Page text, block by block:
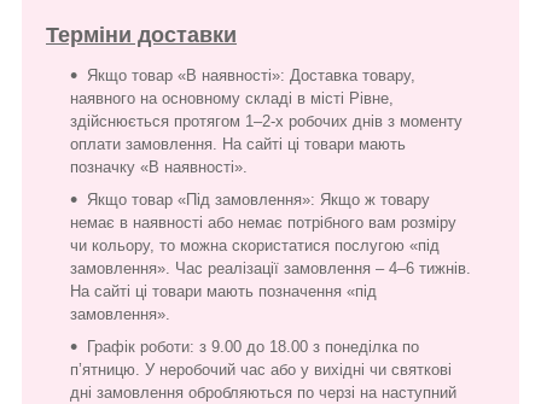
Терміни доставки
Якщо товар «В наявності»: Доставка товару,
наявного на основному складі в місті Рівне,
здійснюється протягом 1–2-х робочих днів з моменту
оплати замовлення. На сайті ці товари мають
позначку «В наявності».
Якщо товар «Під замовлення»: Якщо ж товару
немає в наявності або немає потрібного вам розміру
чи кольору, то можна скористатися послугою «під
замовлення». Час реалізації замовлення – 4–6 тижнів.
На сайті ці товари мають позначення «під
замовлення».
Графік роботи: з 9.00 до 18.00 з понеділка по
п’ятницю. У неробочий час або у вихідні чи святкові
дні замовлення обробляються по черзі на наступний